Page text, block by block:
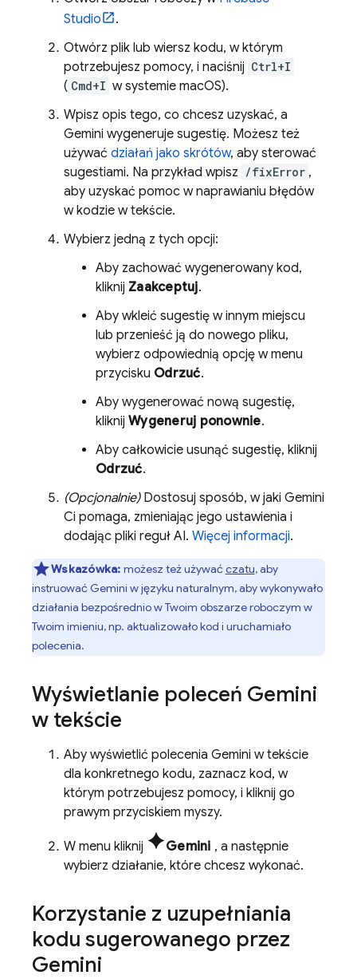
Studio
.
Otwórz plik lub wiersz kodu, w którym
potrzebujesz pomocy, i naciśnij Ctrl+I
( Cmd+I w systemie macOS).
Wpisz opis tego, co chcesz uzyskać, a
Gemini wygeneruje sugestię. Możesz też
używać działań jako skrótów, aby sterować
sugestiami. Na przykład wpisz /fixError ,
aby uzyskać pomoc w naprawianiu błędów
w kodzie w tekście.
Wybierz jedną z tych opcji:
Aby zachować wygenerowany kod,
kliknij Zaakceptuj.
Aby wkleić sugestię w innym miejscu
lub przenieść ją do nowego pliku,
wybierz odpowiednią opcję w menu
przycisku Odrzuć.
Aby wygenerować nową sugestię,
kliknij Wygeneruj ponownie.
Aby całkowicie usunąć sugestię, kliknij
Odrzuć.
(Opcjonalnie)Dostosuj sposób, w jaki Gemini
Ci pomaga, zmieniając jego ustawienia i
dodając pliki reguł AI. Więcej informacji.
Wskazówka: możesz też używać czatu, aby
instruować Gemini w języku naturalnym, aby wykonywało
działania bezpośrednio w Twoim obszarze roboczym w
Twoim imieniu, np. aktualizowało kod i uruchamiało
polecenia.
Wyświetlanie poleceń Gemini
w tekście
Aby wyświetlić polecenia Gemini w tekście
dla konkretnego kodu, zaznacz kod, w
którym potrzebujesz pomocy, i kliknij go
prawym przyciskiem myszy.
W menu kliknij sparkGemini , a następnie
wybierz działanie, które chcesz wykonać.
Korzystanie z uzupełniania
kodu sugerowanego przez
Gemini